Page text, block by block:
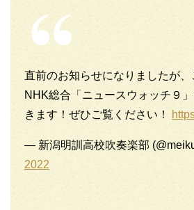
直前のお知らせになりましたが、
NHK総合「ニュースウォッチ９
きます！ぜひご覧ください！
— 新潟明訓高校吹奏楽部
2022